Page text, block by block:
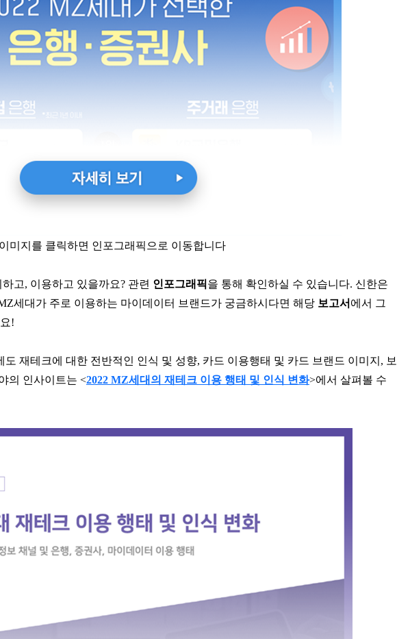
미지를 클릭하면 인포그래픽으로 이동합니다
고, 이용하고 있을까요? 관련 인포그래픽을 통해 확인하실 수 있습니다. 신한은
세대가 주로 이용하는 마이데이터 브랜드가 궁금하시다면 해당 보고서 에서 그
!
재테크에 대한 전반적인 인식 및 성향, 카드 이용행태 및 카드 브랜드 이미지, 보
의 인사이트는 <2022 MZ세대의 재테크 이용 행태 및 인식 변화>에서 살펴볼 수